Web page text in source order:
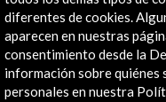
Instagram
LinkedIn
Facebook
Youtube
Spotify
diferentes de cookies.
aparecen en nuestras
consentimiento desde la
información sobre quiénes
personales en nuestra